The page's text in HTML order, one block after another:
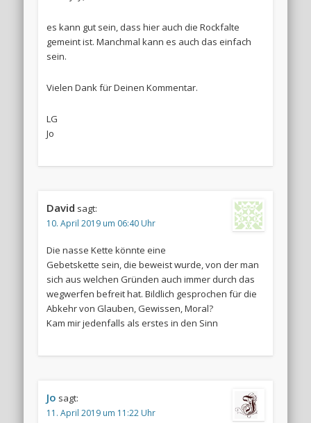
es kann gut sein, dass hier auch die Rockfalte
gemeint ist. Manchmal kann es auch das einfach
sein.
Vielen Dank für Deinen Kommentar.
LG
Jo
David sagt:
10. April 2019 um 06:40 Uhr
Die nasse Kette könnte eine
Gebetskette sein, die beweist wurde, von der man
sich aus welchen Gründen auch immer durch das
wegwerfen befreit hat. Bildlich gesprochen für die
Abkehr von Glauben, Gewissen, Moral?
Kam mir jedenfalls als erstes in den Sinn
Jo sagt:
11. April 2019 um 11:22 Uhr